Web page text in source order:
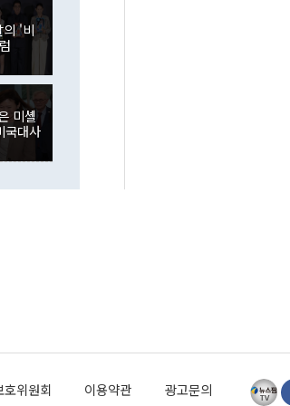
장관
다"고
치지
군
어서 월
난
다. 정
관
보고를
은 심각
다. 지
동결
만달러
다. 외
달러
다시
입에도
록했
가했
의 '비
미셸
국대사
위원회 이용약관 광고문의